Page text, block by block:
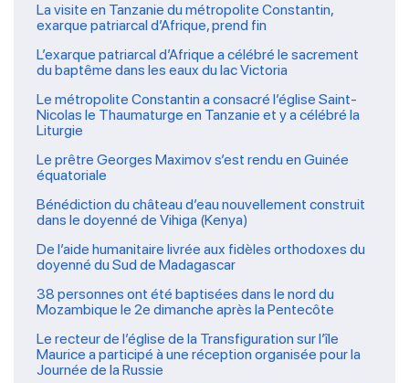
La visite en Tanzanie du métropolite Constantin,
exarque patriarcal d’Afrique, prend fin
L’exarque patriarcal d’Afrique a célébré le sacrement
du baptême dans les eaux du lac Victoria
Le métropolite Constantin a consacré l’église Saint-
Nicolas le Thaumaturge en Tanzanie et y a célébré la
Liturgie
Le prêtre Georges Maximov s’est rendu en Guinée
équatoriale
Bénédiction du château d’eau nouvellement construit
dans le doyenné de Vihiga (Kenya)
De l’aide humanitaire livrée aux fidèles orthodoxes du
doyenné du Sud de Madagascar
38 personnes ont été baptisées dans le nord du
Mozambique le 2e dimanche après la Pentecôte
Le recteur de l’église de la Transfiguration sur l’île
Maurice a participé à une réception organisée pour la
Journée de la Russie